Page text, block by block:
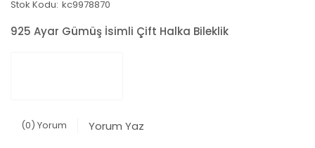
Stok Kodu: kc9978870
925 Ayar Gümüş İsimli Çift Halka Bileklik
(0) Yorum Yorum Yaz